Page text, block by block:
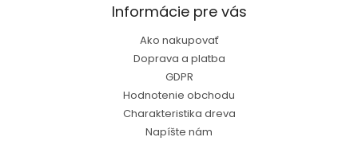
Informácie pre vás
Ako nakupovať
Doprava a platba
GDPR
Hodnotenie obchodu
Charakteristika dreva
Napíšte nám